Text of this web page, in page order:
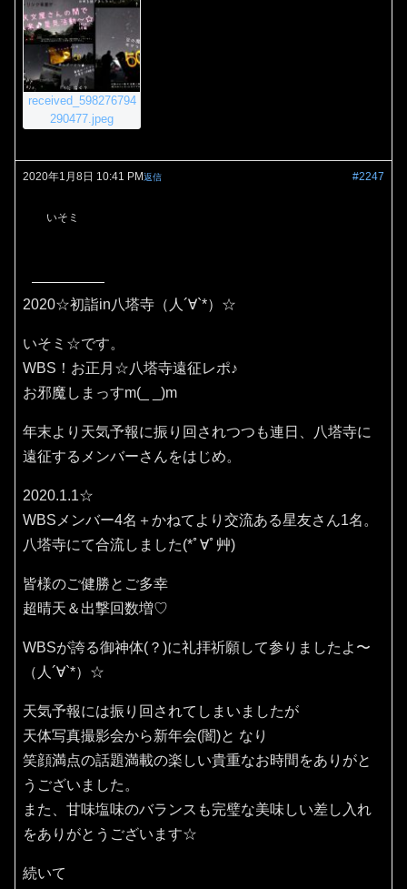
received_598276794
290477.jpeg
2020年1月8日 10:41 PM #2247
返信
いそミ
2020☆初詣in八塔寺（人´∀`*）☆
いそミ☆です。
WBS！お正月☆八塔寺遠征レポ♪
お邪魔しまっすm(_ _)m
年末より天気予報に振り回されつつも連日、八塔寺に
遠征するメンバーさんをはじめ。
2020.1.1☆
WBSメンバー4名＋かねてより交流ある星友さん1名。
八塔寺にて合流しました(*ﾟ∀ﾟ艸)
皆様のご健勝とご多幸
超晴天＆出撃回数増♡
WBSが誇る御神体(？)に礼拝祈願して参りましたよ〜
（人´∀`*）☆
天気予報には振り回されてしまいましたが
天体写真撮影会から新年会(闇)と なり
笑顔満点の話題満載の楽しい貴重なお時間をありがと
うございました。
また、甘味塩味のバランスも完璧な美味しい差し入れ
をありがとうございます☆
続いて